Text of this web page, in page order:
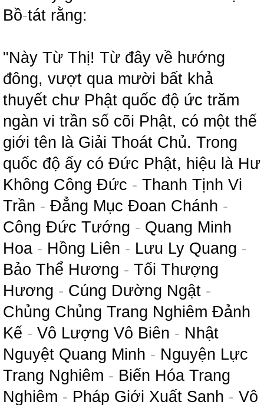
Bồ-tát rằng:
"Này Từ Thị! Từ đây về hướng
đông, vượt qua mười bất khả
thuyết chư Phật quốc độ ức trăm
ngàn vi trần số cõi Phật, có một thế
giới tên là Giải Thoát Chủ. Trong
quốc độ ấy có Đức Phật, hiệu là Hư
Không Công Đức - Thanh Tịnh Vi
Trần - Đẳng Mục Đoan Chánh -
Công Đức Tướng - Quang Minh
Hoa - Hồng Liên - Lưu Ly Quang -
Bảo Thể Hương - Tối Thượng
Hương - Cúng Dường Ngật -
Chủng Chủng Trang Nghiêm Đảnh
Kế - Vô Lượng Vô Biên - Nhật
Nguyệt Quang Minh - Nguyện Lực
Trang Nghiêm - Biến Hóa Trang
Nghiêm - Pháp Giới Xuất Sanh - Vô